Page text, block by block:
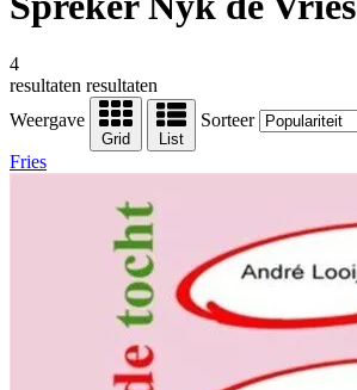
4
resultaten resultaten
Weergave
Grid List
Sorteer
Fries